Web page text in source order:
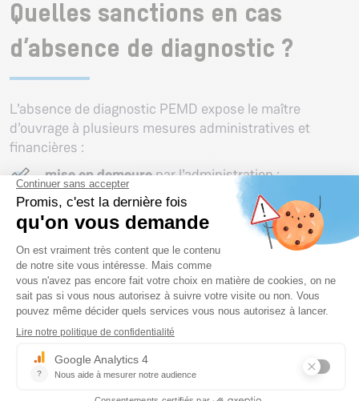
Quelles sanctions en cas
d’absence de diagnostic ?
L’absence de diagnostic PEMD expose le maître
d’ouvrage à plusieurs mesures administratives et
financières :
mise en demeurepar l’administration ;
amendes administratives
en cas de non-
transmission des documents obligatoires
(diagnostic, dépôt sur la plateforme PEMD,
rapport de récolement) ;
suspension du chantierou blocage
d’autorisations en cours ;
engagement de la responsabilité
d’ouvrage en cas de manquements constatés.
Au-delà du risque juridique, l’absence de diagnostic